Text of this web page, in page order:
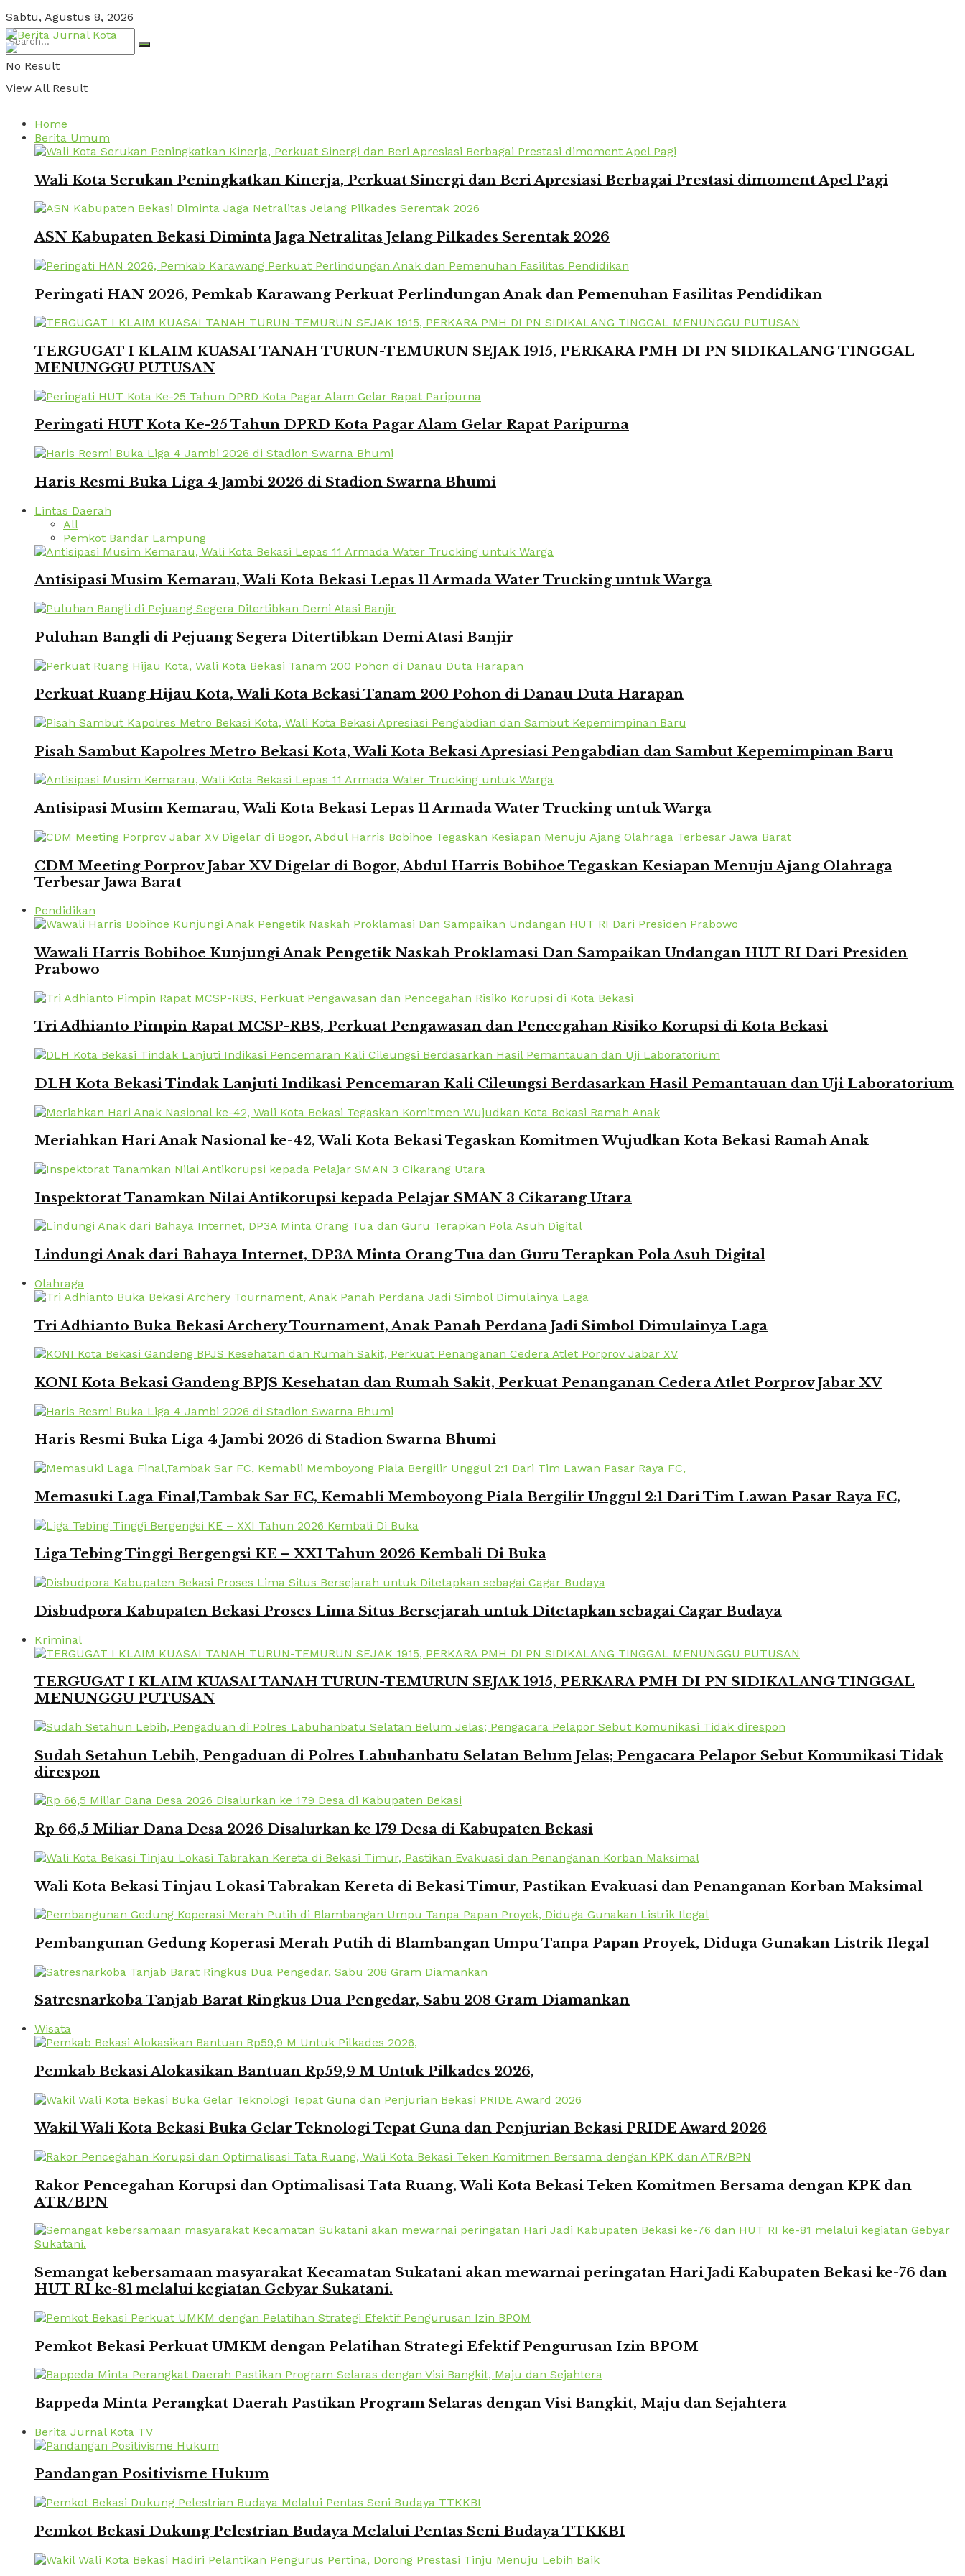
Sabtu, Agustus 8, 2026
No Result
View All Result
Home
Berita Umum
Wali Kota Serukan Peningkatkan Kinerja, Perkuat Sinergi dan Beri Apresiasi Berbagai Prestasi dimoment Apel Pagi
ASN Kabupaten Bekasi Diminta Jaga Netralitas Jelang Pilkades Serentak 2026
Peringati HAN 2026, Pemkab Karawang Perkuat Perlindungan Anak dan Pemenuhan Fasilitas Pendidikan
TERGUGAT I KLAIM KUASAI TANAH TURUN-TEMURUN SEJAK 1915, PERKARA PMH DI PN SIDIKALANG TINGGAL
MENUNGGU PUTUSAN
Peringati HUT Kota Ke-25 Tahun DPRD Kota Pagar Alam Gelar Rapat Paripurna
Haris Resmi Buka Liga 4 Jambi 2026 di Stadion Swarna Bhumi
Lintas Daerah
All
Pemkot Bandar Lampung
Antisipasi Musim Kemarau, Wali Kota Bekasi Lepas 11 Armada Water Trucking untuk Warga
Puluhan Bangli di Pejuang Segera Ditertibkan Demi Atasi Banjir
Perkuat Ruang Hijau Kota, Wali Kota Bekasi Tanam 200 Pohon di Danau Duta Harapan
Pisah Sambut Kapolres Metro Bekasi Kota, Wali Kota Bekasi Apresiasi Pengabdian dan Sambut Kepemimpinan Baru
Antisipasi Musim Kemarau, Wali Kota Bekasi Lepas 11 Armada Water Trucking untuk Warga
CDM Meeting Porprov Jabar XV Digelar di Bogor, Abdul Harris Bobihoe Tegaskan Kesiapan Menuju Ajang Olahraga
Terbesar Jawa Barat
Pendidikan
Wawali Harris Bobihoe Kunjungi Anak Pengetik Naskah Proklamasi Dan Sampaikan Undangan HUT RI Dari Presiden
Prabowo
Tri Adhianto Pimpin Rapat MCSP-RBS, Perkuat Pengawasan dan Pencegahan Risiko Korupsi di Kota Bekasi
DLH Kota Bekasi Tindak Lanjuti Indikasi Pencemaran Kali Cileungsi Berdasarkan Hasil Pemantauan dan Uji Laboratorium
Meriahkan Hari Anak Nasional ke-42, Wali Kota Bekasi Tegaskan Komitmen Wujudkan Kota Bekasi Ramah Anak
Inspektorat Tanamkan Nilai Antikorupsi kepada Pelajar SMAN 3 Cikarang Utara
Lindungi Anak dari Bahaya Internet, DP3A Minta Orang Tua dan Guru Terapkan Pola Asuh Digital
Olahraga
Tri Adhianto Buka Bekasi Archery Tournament, Anak Panah Perdana Jadi Simbol Dimulainya Laga
KONI Kota Bekasi Gandeng BPJS Kesehatan dan Rumah Sakit, Perkuat Penanganan Cedera Atlet Porprov Jabar XV
Haris Resmi Buka Liga 4 Jambi 2026 di Stadion Swarna Bhumi
Memasuki Laga Final,Tambak Sar FC, Kemabli Memboyong Piala Bergilir Unggul 2:1 Dari Tim Lawan Pasar Raya FC,
Liga Tebing Tinggi Bergengsi KE – XXI Tahun 2026 Kembali Di Buka
Disbudpora Kabupaten Bekasi Proses Lima Situs Bersejarah untuk Ditetapkan sebagai Cagar Budaya
Kriminal
TERGUGAT I KLAIM KUASAI TANAH TURUN-TEMURUN SEJAK 1915, PERKARA PMH DI PN SIDIKALANG TINGGAL
MENUNGGU PUTUSAN
Sudah Setahun Lebih, Pengaduan di Polres Labuhanbatu Selatan Belum Jelas; Pengacara Pelapor Sebut Komunikasi Tidak
direspon
Rp 66,5 Miliar Dana Desa 2026 Disalurkan ke 179 Desa di Kabupaten Bekasi
Wali Kota Bekasi Tinjau Lokasi Tabrakan Kereta di Bekasi Timur, Pastikan Evakuasi dan Penanganan Korban Maksimal
Pembangunan Gedung Koperasi Merah Putih di Blambangan Umpu Tanpa Papan Proyek, Diduga Gunakan Listrik Ilegal
Satresnarkoba Tanjab Barat Ringkus Dua Pengedar, Sabu 208 Gram Diamankan
Wisata
Pemkab Bekasi Alokasikan Bantuan Rp59,9 M Untuk Pilkades 2026,
Wakil Wali Kota Bekasi Buka Gelar Teknologi Tepat Guna dan Penjurian Bekasi PRIDE Award 2026
Rakor Pencegahan Korupsi dan Optimalisasi Tata Ruang, Wali Kota Bekasi Teken Komitmen Bersama dengan KPK dan
ATR/BPN
Semangat kebersamaan masyarakat Kecamatan Sukatani akan mewarnai peringatan Hari Jadi Kabupaten Bekasi ke-76 dan
HUT RI ke-81 melalui kegiatan Gebyar Sukatani.
Pemkot Bekasi Perkuat UMKM dengan Pelatihan Strategi Efektif Pengurusan Izin BPOM
Bappeda Minta Perangkat Daerah Pastikan Program Selaras dengan Visi Bangkit, Maju dan Sejahtera
Berita Jurnal Kota TV
Pandangan Positivisme Hukum
Pemkot Bekasi Dukung Pelestrian Budaya Melalui Pentas Seni Budaya TTKKBI